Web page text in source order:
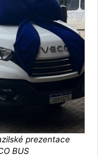
prezentace
BUS